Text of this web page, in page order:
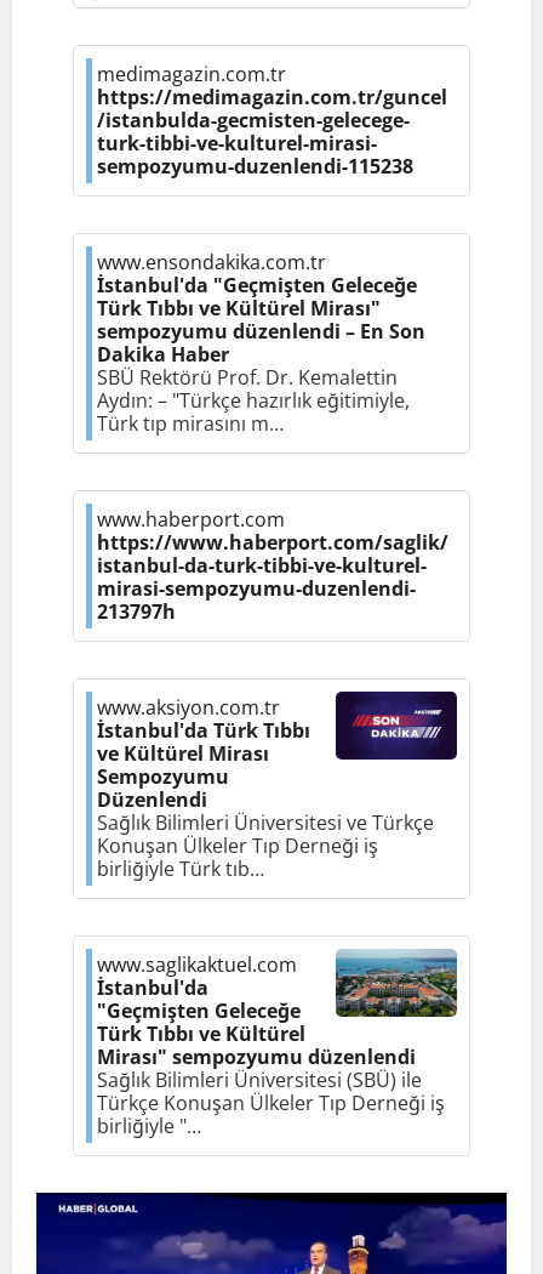
medimagazin.com.tr
https://medimagazin.com.tr/guncel
/istanbulda-gecmisten-gelecege-
turk-tibbi-ve-kulturel-mirasi-
sempozyumu-duzenlendi-115238
www.ensondakika.com.tr
İstanbul'da "Geçmişten Geleceğe
Türk Tıbbı ve Kültürel Mirası"
sempozyumu düzenlendi – En Son
Dakika Haber
SBÜ Rektörü Prof. Dr. Kemalettin
Aydın: – "Türkçe hazırlık eğitimiyle,
Türk tıp mirasını m…
www.haberport.com
https://www.haberport.com/saglik/
istanbul-da-turk-tibbi-ve-kulturel-
mirasi-sempozyumu-duzenlendi-
213797h
www.aksiyon.com.tr
İstanbul'da Türk Tıbbı
ve Kültürel Mirası
Sempozyumu
Düzenlendi
Sağlık Bilimleri Üniversitesi ve Türkçe
Konuşan Ülkeler Tıp Derneği iş
birliğiyle Türk tıb…
www.saglikaktuel.com
İstanbul'da
"Geçmişten Geleceğe
Türk Tıbbı ve Kültürel
Mirası" sempozyumu düzenlendi
Sağlık Bilimleri Üniversitesi (SBÜ) ile
Türkçe Konuşan Ülkeler Tıp Derneği iş
birliğiyle "…